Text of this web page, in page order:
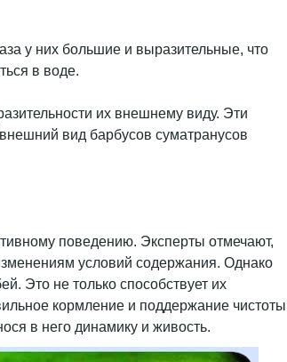
у них большие и выразительные, что
в воде.
их внешнему виду. Эти
вид барбусов суматранусов
поведению. Эксперты отмечают,
условий содержания. Однако
Это не только способствует их
кормление и поддержание чистоты
в него динамику и живость.